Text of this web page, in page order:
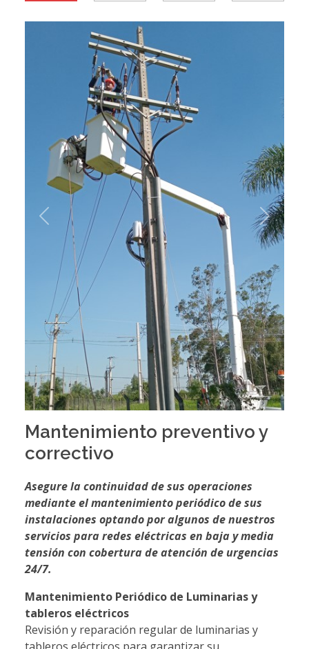
Mantenimiento preventivo y
correctivo
Asegure la continuidad de sus operaciones
mediante el mantenimiento periódico de sus
instalaciones optando por algunos de nuestros
servicios para redes eléctricas en baja y media
tensión con cobertura de atención de urgencias
24/7.
Mantenimiento Periódico de Luminarias y
tableros eléctricos
Revisión y reparación regular de luminarias y
Previous Next